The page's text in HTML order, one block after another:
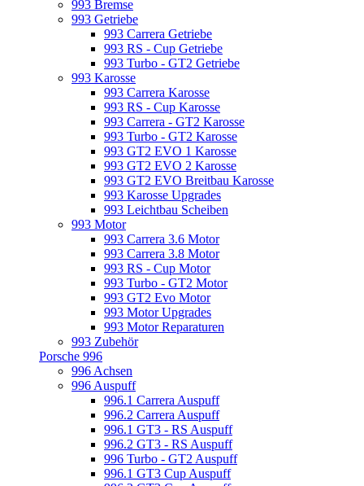
993 Bremse
993 Getriebe
993 Carrera Getriebe
993 RS - Cup Getriebe
993 Turbo - GT2 Getriebe
993 Karosse
993 Carrera Karosse
993 RS - Cup Karosse
993 Carrera - GT2 Karosse
993 Turbo - GT2 Karosse
993 GT2 EVO 1 Karosse
993 GT2 EVO 2 Karosse
993 GT2 EVO Breitbau Karosse
993 Karosse Upgrades
993 Leichtbau Scheiben
993 Motor
993 Carrera 3.6 Motor
993 Carrera 3.8 Motor
993 RS - Cup Motor
993 Turbo - GT2 Motor
993 GT2 Evo Motor
993 Motor Upgrades
993 Motor Reparaturen
993 Zubehör
Porsche 996
996 Achsen
996 Auspuff
996.1 Carrera Auspuff
996.2 Carrera Auspuff
996.1 GT3 - RS Auspuff
996.2 GT3 - RS Auspuff
996 Turbo - GT2 Auspuff
996.1 GT3 Cup Auspuff